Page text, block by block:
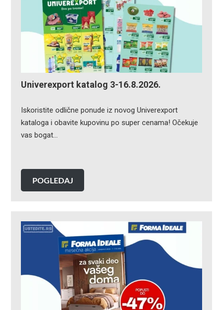
Univerexport katalog 3-16.8.2026.
Iskoristite odlične ponude iz novog Univerexport
kataloga i obavite kupovinu po super cenama! Očekuje
vas bogat…
POGLEDAJ